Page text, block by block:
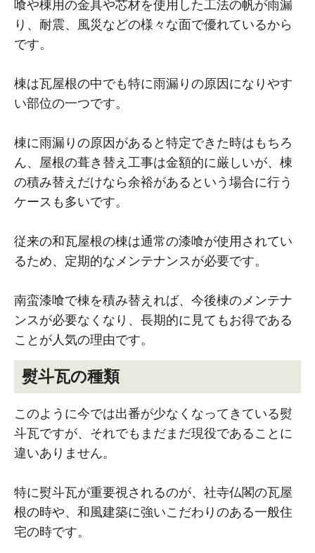
喰や棟用の金具や芯材を使用した工法の帆が雨漏
り、耐震、風災などの様々な面で優れているから
です。
棟は瓦屋根の中でも特に雨漏りの原因になりやす
い部位の一つです。
棟に雨漏りの原因があると特定できた時はもちろ
ん、屋根の葺き替え工事は金額的に厳しいが、棟
の積み替えだけなら余裕があるという場合に行う
ケースも多いです。
従来の和瓦屋根の棟は通常の漆喰が使用されてい
るため、定期的なメンテナンスが必要です。
南蛮漆喰で棟を積み替えれば、今後棟のメンテナ
ンスが必要なくなり、長期的に見てもお得である
ことが人気の理由です。
熨斗瓦の種類
このように今では出番が少なくなってきている熨
斗瓦ですが、それでもまだまだ現役であることに
違いありません。
特に熨斗瓦が重要視されるのが、社寺仏閣の瓦屋
根の時や、和風建築に強いこだわりのある一般住
宅の時です。